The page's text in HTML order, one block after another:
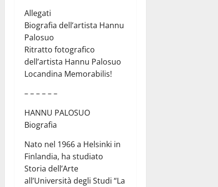
Allegati
Biografia dell’artista Hannu
Palosuo
Ritratto fotografico
dell’artista Hannu Palosuo
Locandina Memorabilis!
– – – – – –
HANNU PALOSUO
Biografia
Nato nel 1966 a Helsinki in
Finlandia, ha studiato
Storia dell’Arte
all’Università degli Studi “La